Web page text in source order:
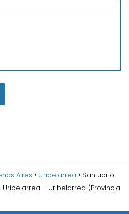
Aires Uribelarrea
Santuario
- Uribelarrea (Provincia